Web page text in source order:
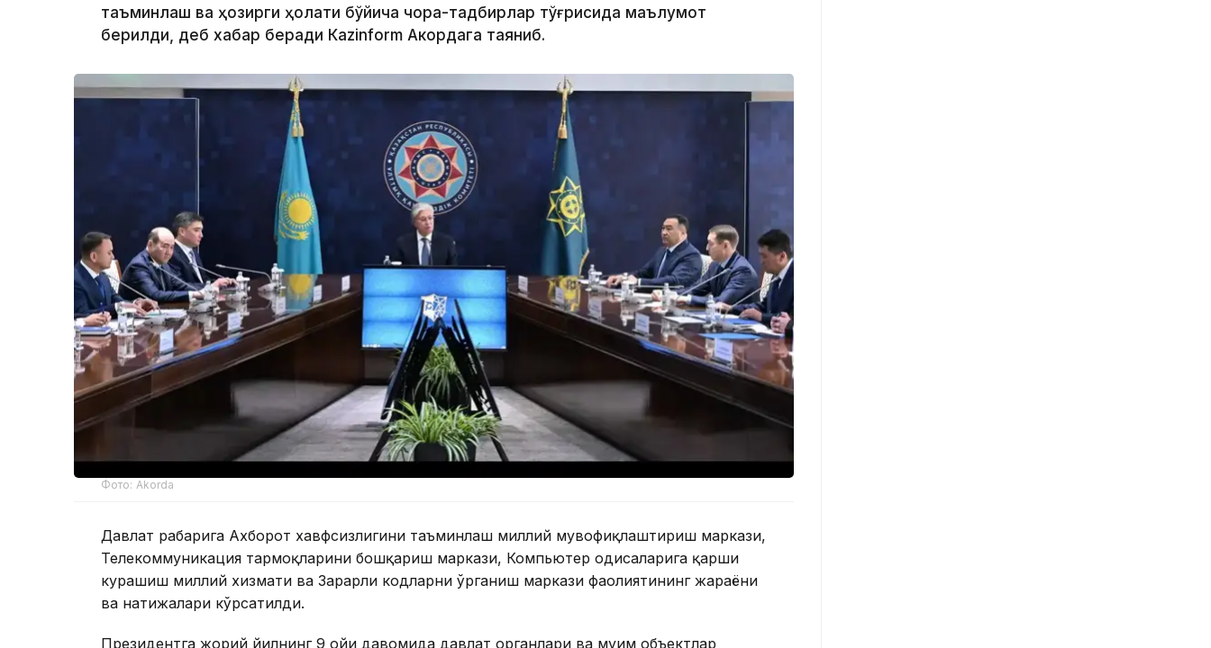
таъминлаш ва ҳозирги ҳолати бўйича чора-тадбирлар тўғрисида маълумот
берилди, деб хабар беради Каzinform Акордага таяниб.
Фото: Akorda
Давлат раҳбарига Ахборот хавфсизлигини таъминлаш миллий мувофиқлаштириш маркази,
Телекоммуникация тармоқларини бошқариш маркази, Компьютер ҳодисаларига қарши
курашиш миллий хизмати ва Зарарли кодларни ўрганиш маркази фаолиятининг жараёни
ва натижалари кўрсатилди.
Президентга жорий йилнинг 9 ойи давомида давлат органлари ва муҳим объектлар